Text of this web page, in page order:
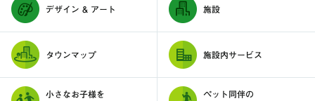
デザイン & アート 施設
タウンマップ 施設内サービス
小さなお子様を
ペット同伴の